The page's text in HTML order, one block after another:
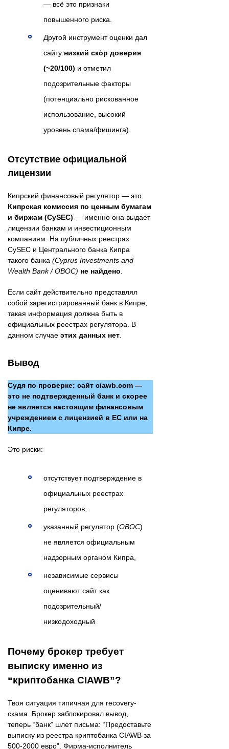
— всё это признаки
повышенного риска.
Другой инструмент оценки дал
сайту низкий ско́р доверия
(~20/100) и отметил
подозрительные факторы
(потенциально рискованное
использование, высокий
уровень спама/фишинга).
Отсутствие официальной
лицензии
Кипрский финансовый регулятор — это
Кипрская комиссия по ценным бумагам
и биржам (CySEC) — именно она выдает
лицензии банкам и инвестиционным
компаниям. На публичных реестрах
CySEC и Центрального банка Кипра
такого банка (Cyprus Investments and
Wealth Bank / OBOC) не найдено.
Если сайт действительно представлял
собой зарегистрированный банк в Кипре,
такая информация должна быть в
официальных реестрах регулятора. В
данном случае этих данных нет.
Вывод
Судя по проверке: сайт ciawb.com —
это не подтвержденный банк и скорее
не является настоящим финансовым
учреждением с лицензией в ЕС или на
Кипре.
Это риски:
отсутствует подтверждение в
официальных реестрах
регуляторов,
указанный регулятор (OBOC)
не является официальным
надзорным органом Кипра,
независимые сервисы
оценивают сайт как
подозрительный/
низкодоходный
Почему брокер требует
выписку именно из
“криптобанка CIAWB”?
Твоя ситуация типичная для recovery-
скама. Брокер заблокировал вывод,
теперь “банк” шлет письма: “Предоставьте
выписку из реестра криптобанка CIAWB за
500-2000 евро”. Фирма-исполнитель